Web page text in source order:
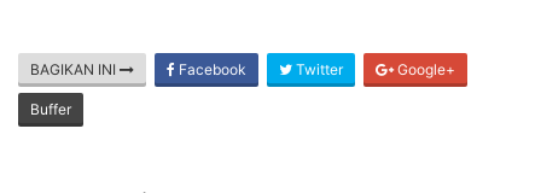
BAGIKAN INI Facebook Twitter Google+
Buffer